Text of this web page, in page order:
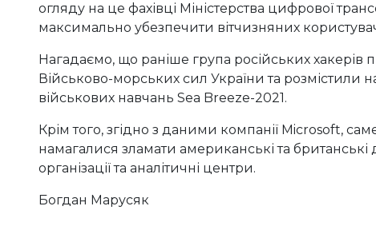
огляду на це фахівці Міністерства цифрової
максимально убезпечити вітчизняних
Нагадаємо, що раніше група російських хакерів
Військово-морських сил України та розмістили
військових навчань Sea Breeze-2021.
Крім того, згідно з даними компанії Microsoft,
намагалися зламати американські та
організації та аналітичні центри.
Богдан Марусяк